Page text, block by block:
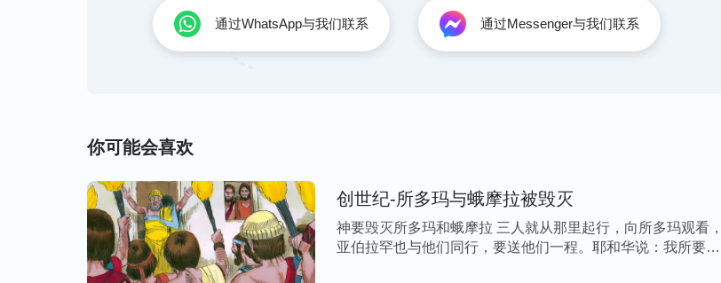
通过WhatsApp与我们联系 通过Messenger与我们联系
你可能会喜欢
创世纪-所多玛与蛾摩拉被毁灭
神要毁灭所多玛和蛾摩拉 三人就从那里起行，向所多玛观看，
亚伯拉罕也与他们同行，要送他们一程。耶和华说：我所要作